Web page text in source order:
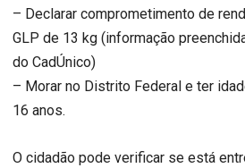
– Declarar comprometimento de
GLP de 13 kg (informação
do CadÚnico)
– Morar no Distrito Federal e ter
16 anos.
O cidadão pode verificar se está